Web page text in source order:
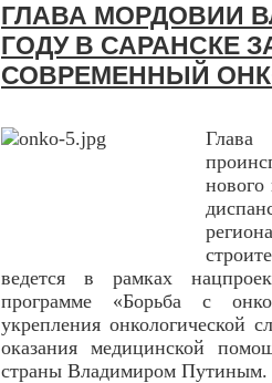
ГЛАВА МОРДОВИИ
ГОДУ В САРАНСКЕ
СОВРЕМЕННЫЙ
Глава
нового
ведется в рамках
программе «Борьба с
укрепления онкологической
оказания медицинской
страны Владимиром Путиным.